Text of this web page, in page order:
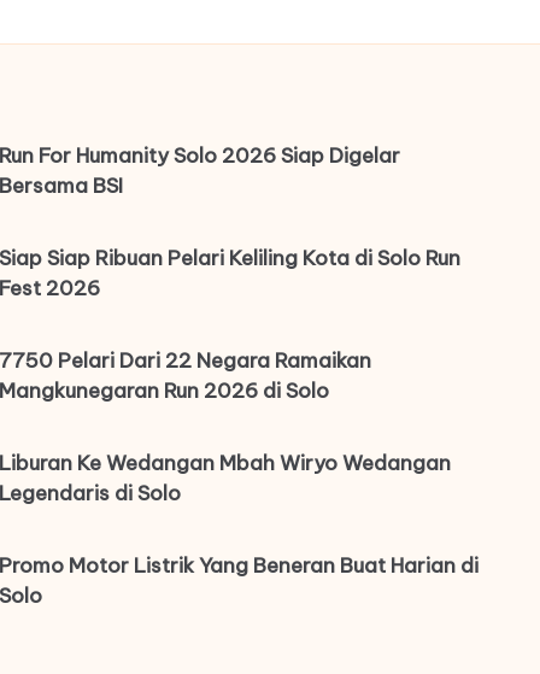
Run For Humanity Solo 2026 Siap Digelar
Bersama BSI
Siap Siap Ribuan Pelari Keliling Kota di Solo Run
Fest 2026
7750 Pelari Dari 22 Negara Ramaikan
Mangkunegaran Run 2026 di Solo
Liburan Ke Wedangan Mbah Wiryo Wedangan
Legendaris di Solo
Promo Motor Listrik Yang Beneran Buat Harian di
Solo